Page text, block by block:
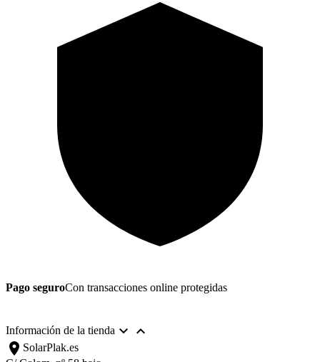
Pago seguroCon transacciones online protegidas
Información de la tienda  
location_on SolarPlak.es